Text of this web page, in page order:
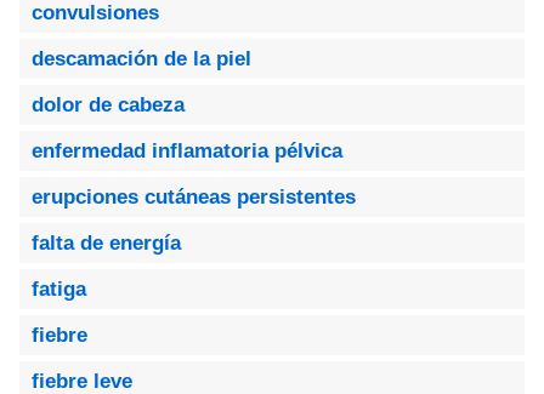
convulsiones
descamación de la piel
dolor de cabeza
enfermedad inflamatoria pélvica
erupciones cutáneas persistentes
falta de energía
fatiga
fiebre
fiebre leve